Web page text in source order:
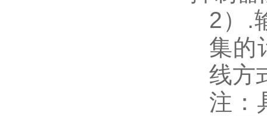
2 ） .
集的
线方
注：